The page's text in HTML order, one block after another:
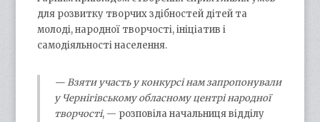
для розвитку творчих здібностей дітей та
молоді, народної творчості, ініціатив і
самодіяльності населення.
— Взяти участь у конкурсі нам запропонували
у Чернігівському обласному центрі народної
творчості, — розповіла начальниця відділу